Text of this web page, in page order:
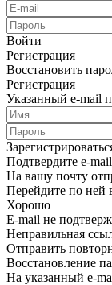
Войти
Регистрация
Восстановить
Регистрация
Указанный e-mail
Подтвердите e-mail
На вашу почту
Перейдите по ней
Хорошо
E-mail не
Неправильная
Отправить
Восстановление
На указанный e-